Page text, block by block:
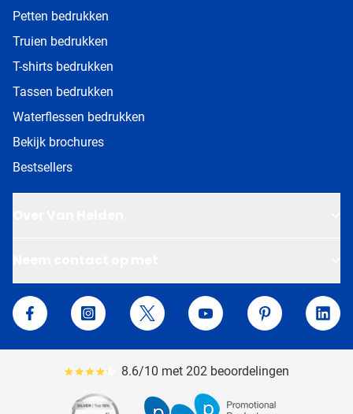
Petten bedrukken
Truien bedrukken
T-shirts bedrukken
Tassen bedrukken
Waterflessen bedrukken
Bekijk brochures
Bestsellers
Van Helden Relatiegeschenken
Facebook InstagramTwitter YouTube Pinterest
Gemiddeld reviewpercentage is 86
8.6/10 met 202 beoordelingen